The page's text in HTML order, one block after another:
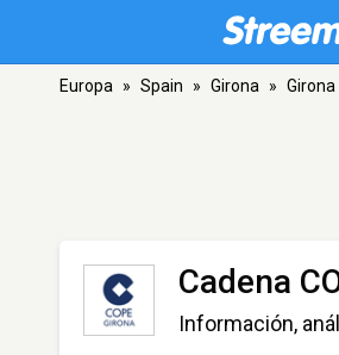
Europa » Spain » Girona » Girona
Cadena
Información,